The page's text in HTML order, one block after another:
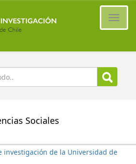
Sociales
investigación de la Universidad de